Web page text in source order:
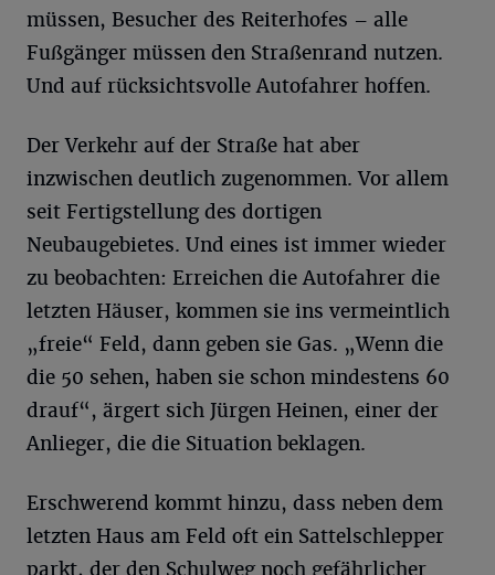
müssen, Besucher des Reiterhofes – alle
Fußgänger müssen den Straßenrand nutzen.
Und auf rücksichtsvolle Autofahrer hoffen.
Der Verkehr auf der Straße hat aber
inzwischen deutlich zugenommen. Vor allem
seit Fertigstellung des dortigen
Neubaugebietes. Und eines ist immer wieder
zu beobachten: Erreichen die Autofahrer die
letzten Häuser, kommen sie ins vermeintlich
„freie“ Feld, dann geben sie Gas. „Wenn die
die 50 sehen, haben sie schon mindestens 60
drauf“, ärgert sich Jürgen Heinen, einer der
Anlieger, die die Situation beklagen.
Erschwerend kommt hinzu, dass neben dem
letzten Haus am Feld oft ein Sattelschlepper
parkt, der den Schulweg noch gefährlicher